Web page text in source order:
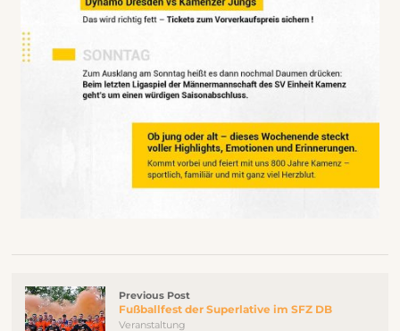
Previous Post
Fußballfest der Superlative im SFZ DB
Veranstaltung